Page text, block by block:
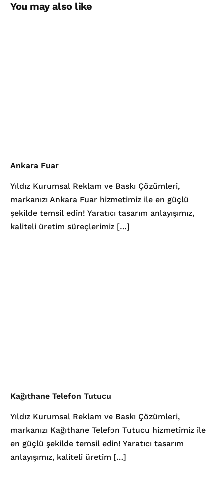
You may also like
Ankara Fuar
Yıldız Kurumsal Reklam ve Baskı Çözümleri,
markanızı Ankara Fuar hizmetimiz ile en güçlü
şekilde temsil edin! Yaratıcı tasarım anlayışımız,
kaliteli üretim süreçlerimiz […]
Kağıthane Telefon Tutucu
Yıldız Kurumsal Reklam ve Baskı Çözümleri,
markanızı Kağıthane Telefon Tutucu hizmetimiz ile
en güçlü şekilde temsil edin! Yaratıcı tasarım
anlayışımız, kaliteli üretim […]